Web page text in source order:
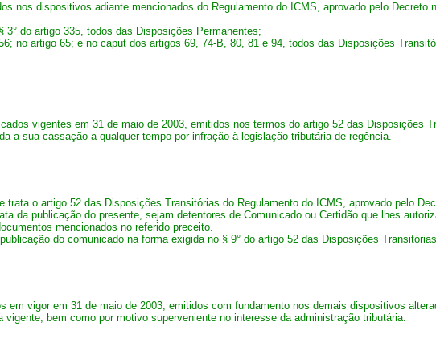
nos dispositivos adiante mencionados do Regulamento do ICMS, aprovado pelo Decreto
3° do artigo 335, todos das Disposições Permanentes;
no artigo 65; e no caput dos artigos 69, 74-B, 80, 81 e 94, todos das Disposições
vigentes em 31 de maio de 2003, emitidos nos termos do artigo 52 das Disposições
a sua cassação a qualquer tempo por infração à legislação tributária de regência.
o artigo 52 das Disposições Transitórias do Regulamento do ICMS, aprovado pelo
da publicação do presente, sejam detentores de Comunicado ou Certidão que lhes
mencionados no referido preceito.
do comunicado na forma exigida no § 9° do artigo 52 das Disposições
em vigor em 31 de maio de 2003, emitidos com fundamento nos demais dispositivos
bem como por motivo superveniente no interesse da administração tributária.